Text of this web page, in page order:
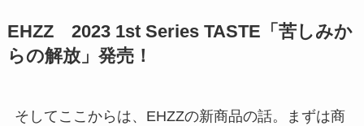
EHZZ 2023 1st Series TASTE「苦しみか
らの解放」発売！
そしてここからは、EHZZの新商品の話。まずは商